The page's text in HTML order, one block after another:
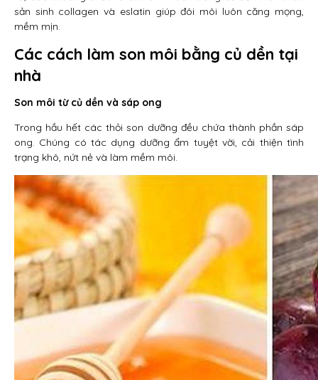
sản sinh collagen và eslatin giúp đôi môi luôn căng mọng,
mềm mịn.
Các cách làm son môi bằng củ dền tại
nhà
Son môi từ củ dền và sáp ong
Trong hầu hết các thỏi son dưỡng đều chứa thành phần sáp
ong. Chúng có tác dụng dưỡng ẩm tuyệt vời, cải thiện tình
trạng khô, nứt nẻ và làm mềm môi.